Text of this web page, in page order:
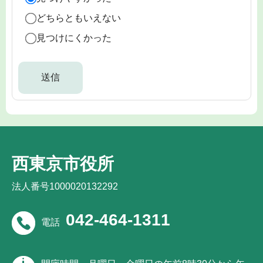
どちらともいえない
見つけにくかった
西東京市役所
法人番号1000020132292
電話 042-464-1311